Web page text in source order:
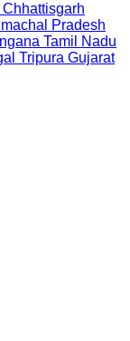
Chhattisgarh
Pradesh
Tamil Nadu
Tripura Gujarat